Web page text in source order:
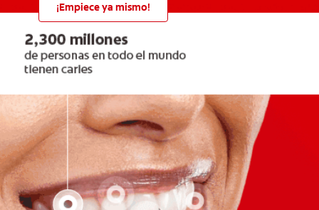
¡Empiece ya mismo!